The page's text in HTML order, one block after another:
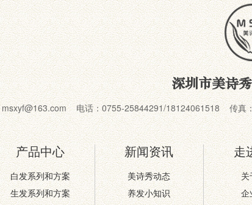
深圳市美诗
msxyf@163.com 电话：0755-25844291/18124061518 传真
产品中心
白发系列和方案
生发系列和方案
新闻资讯
美诗秀动态
养发小知识
走
关
企